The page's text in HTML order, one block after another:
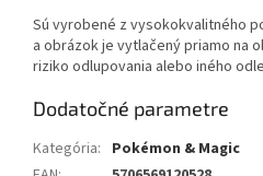
Sú vyrobené z vysokokvalitného
a obrázok je vytlačený priamo na
riziko odlupovania alebo iného
Dodatočné parametre
Kategória: Pokémon & Magic